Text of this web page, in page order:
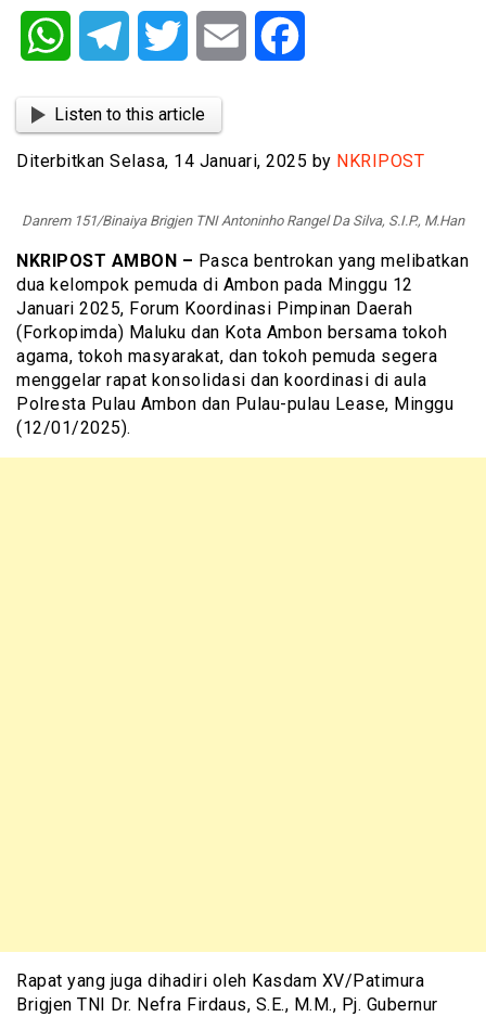
WhatsAppTelegram Twitter Email
Listen to this article
Diterbitkan Selasa, 14 Januari, 2025 by NKRIPOST
Danrem 151/Binaiya Brigjen TNI Antoninho Rangel Da Silva, S.I.P., M.Han
NKRIPOST AMBON – Pasca bentrokan yang melibatkan
dua kelompok pemuda di Ambon pada Minggu 12
Januari 2025, Forum Koordinasi Pimpinan Daerah
(Forkopimda) Maluku dan Kota Ambon bersama tokoh
agama, tokoh masyarakat, dan tokoh pemuda segera
menggelar rapat konsolidasi dan koordinasi di aula
Polresta Pulau Ambon dan Pulau-pulau Lease, Minggu
(12/01/2025).
Rapat yang juga dihadiri oleh Kasdam XV/Patimura
Brigjen TNI Dr. Nefra Firdaus, S.E., M.M., Pj. Gubernur